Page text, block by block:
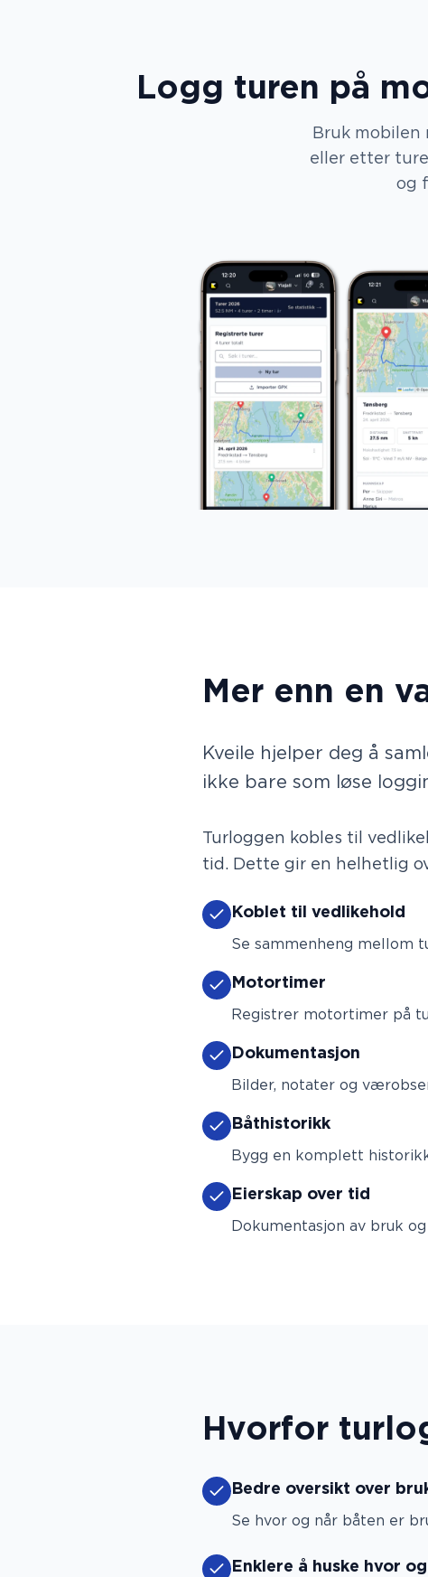
Logg turen på
Bruk
eller etter
og
Mer enn en
Kveile hjelper deg å
ikke bare som løse
Turloggen kobles til
tid. Dette gir en helhetlig
Koblet til vedlikehold
Se sammenheng mellom
Motortimer
Registrer motortimer på
Dokumentasjon
Bilder, notater og
Båthistorikk
Bygg en komplett
Eierskap over tid
Dokumentasjon av bruk
Hvorfor
Bedre oversikt over
Se hvor og når båten er
Enklere å huske hvor